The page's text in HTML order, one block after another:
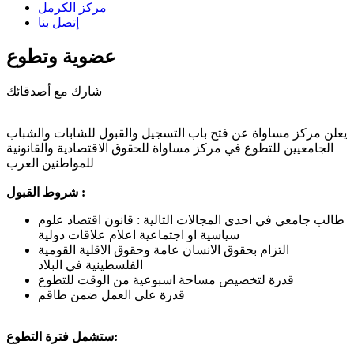
مركز الكرمل
إتصل بنا
عضوية وتطوع
شارك مع أصدقائك
يعلن مركز مساواة عن فتح باب التسجيل والقبول للشابات والشباب
الجامعيين للتطوع في مركز مساواة للحقوق الاقتصادية والقانونية
شروط القبول :
طالب جامعي في احدى المجالات التالية : قانون اقتصاد علوم
سياسية او اجتماعية اعلام علاقات دولية
التزام بحقوق الانسان عامة وحقوق الاقلية القومية
الفلسطينية في البلاد
قدرة لتخصيص مساحة اسبوعية من الوقت للتطوع
قدرة على العمل ضمن طاقم
ستشمل فترة التطوع: